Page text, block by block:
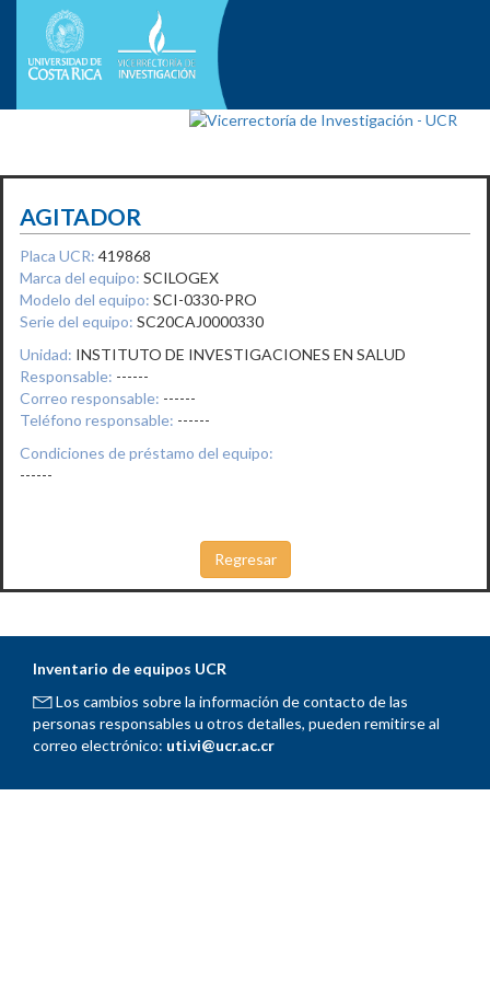
AGITADOR
Placa UCR: 419868
Marca del equipo: SCILOGEX
Modelo del equipo: SCI-0330-PRO
Serie del equipo: SC20CAJ0000330
Unidad: INSTITUTO DE INVESTIGACIONES EN SALUD
Responsable: ------
Correo responsable: ------
Teléfono responsable: ------
Condiciones de préstamo del equipo:
------
Inventario de equipos UCR
Los cambios sobre la información de contacto de las
personas responsables u otros detalles, pueden remitirse al
correo electrónico: uti.vi@ucr.ac.cr